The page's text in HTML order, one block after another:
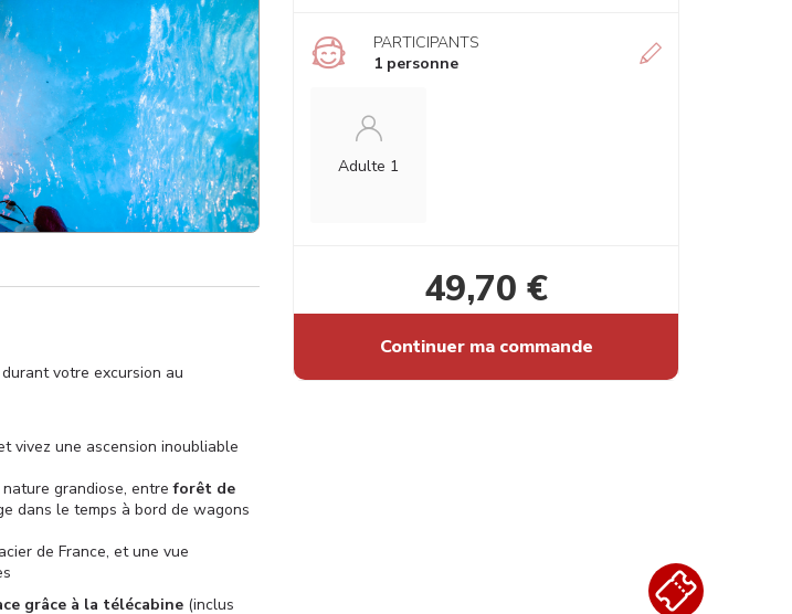
PARTICIPANTS
1 personne
Adulte 1
49,70 €
Continuer ma commande
votre excursion au
vivez une ascension inoubliable
grandiose, entreforêt de
dans le temps à bord de wagons
de France, et une vue
grâce à la télécabine (inclus